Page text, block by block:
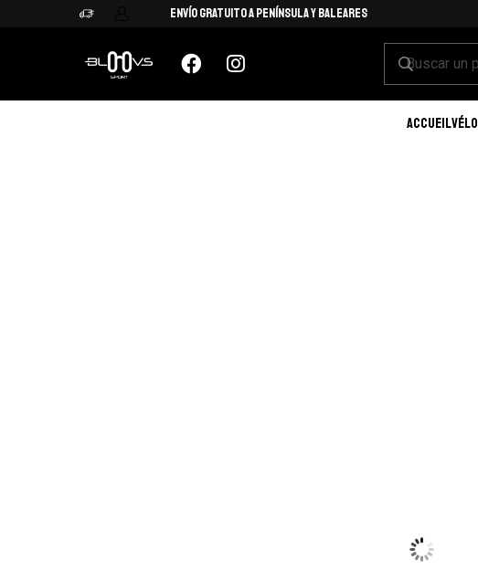
Envío Gratuito a Península y Baleares
ACCUEILVÉLO